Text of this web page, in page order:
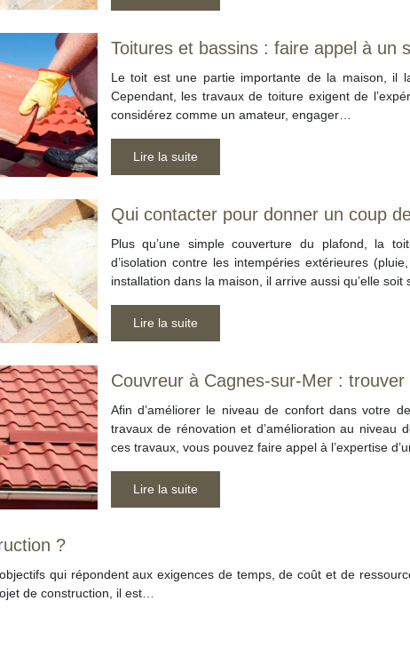
Toitures et bassins : faire appel à un
Le toit est une partie importante de la maison, il
Cependant, les travaux de toiture exigent de
considérez comme un amateur, engager…
Lire la suite
Qui contacter pour donner un coup
Plus qu’une simple couverture du plafond, la
d’isolation contre les intempéries extérieures
installation dans la maison, il arrive aussi qu’elle soit
Lire la suite
Couvreur à Cagnes-sur-Mer :
Afin d’améliorer le niveau de confort dans votre
travaux de rénovation et d’amélioration au niveau
ces travaux, vous pouvez faire appel à l’expertise
Lire la suite
?
qui répondent aux exigences de temps, de coût et de
de construction, il est…